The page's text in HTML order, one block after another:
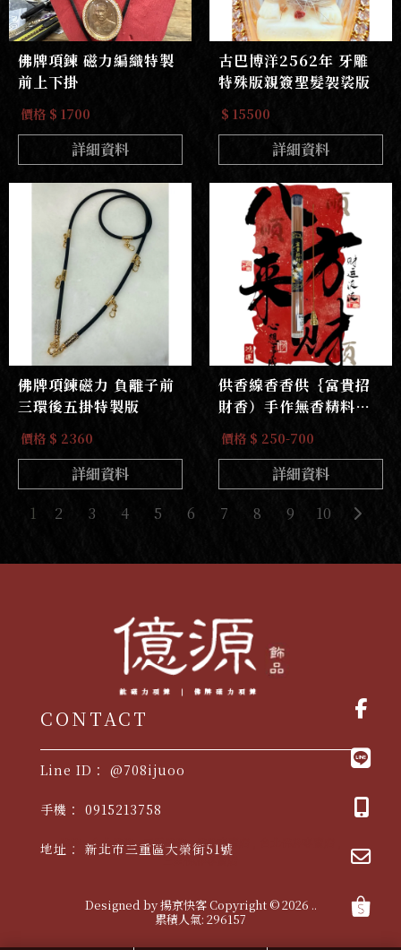
佛牌項鍊 磁力編織特製
前上下掛
價格 $ 1700
詳細資料
古巴博洋2562年 牙雕
特殊版親簽聖髮袈裟版
$ 15500
詳細資料
佛牌項鍊磁力 負離子前
三環後五掛特製版
價格 $ 2360
詳細資料
供香線香香供｛富貴招
財香）手作無香精料野
生老山檀香線香
價格 $ 250-700
詳細資料
1
2 3 4 5 6 7 8 9 10
@708ijuoo
0915213758
新北市三重區大榮街51號
佛牌 台北佛牌 三重佛牌 佛牌專賣店
三重佛牌專賣店
Designed by揚京快客Copyright © 2026 ..
累積人氣: 296157